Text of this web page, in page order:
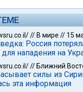
// В мире // 15
Россия
нападения на
// Ближний
силы из
эта информация